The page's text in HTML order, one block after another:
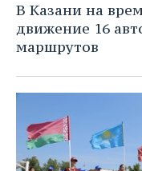
В Казани на
движение 16
маршрутов